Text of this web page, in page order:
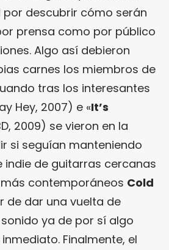
descubrir cómo serán
prensa como por público
Algo así debieron
carnes los miembros de
tras los interesantes
Hey, 2007) e «It’s
2009) se vieron en la
si seguían manteniendo
indie de guitarras cercanas
contemporáneos Cold
de dar una vuelta de
ya de por sí algo
Finalmente, el